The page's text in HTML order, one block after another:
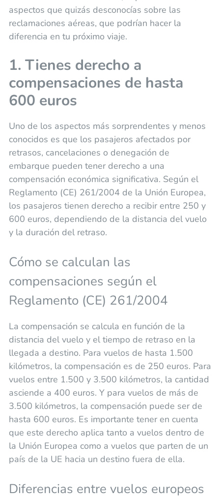
aspectos que quizás desconocías sobre las
reclamaciones aéreas, que podrían hacer la
diferencia en tu próximo viaje.
1. Tienes derecho a
compensaciones de hasta
600 euros
Uno de los aspectos más sorprendentes y menos
conocidos es que los pasajeros afectados por
retrasos, cancelaciones o denegación de
embarque pueden tener derecho a una
compensación económica significativa. Según el
Reglamento (CE) 261/2004 de la Unión Europea,
los pasajeros tienen derecho a recibir entre 250 y
600 euros, dependiendo de la distancia del vuelo
y la duración del retraso.
Cómo se calculan las
compensaciones según el
Reglamento (CE) 261/2004
La compensación se calcula en función de la
distancia del vuelo y el tiempo de retraso en la
llegada a destino. Para vuelos de hasta 1.500
kilómetros, la compensación es de 250 euros. Para
vuelos entre 1.500 y 3.500 kilómetros, la cantidad
asciende a 400 euros. Y para vuelos de más de
3.500 kilómetros, la compensación puede ser de
hasta 600 euros. Es importante tener en cuenta
que este derecho aplica tanto a vuelos dentro de
la Unión Europea como a vuelos que parten de un
país de la UE hacia un destino fuera de ella.
Diferencias entre vuelos europeos